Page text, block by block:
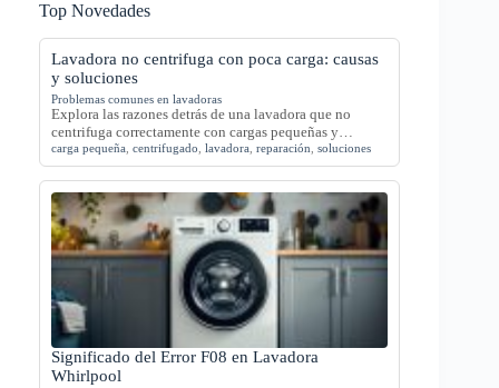
Top Novedades
Lavadora no centrifuga con poca carga: causas
y soluciones
Problemas comunes en lavadoras
Explora las razones detrás de una lavadora que no
centrifuga correctamente con cargas pequeñas y…
carga pequeña centrifugado lavadora reparación soluciones
Significado del Error F08 en Lavadora
Whirlpool